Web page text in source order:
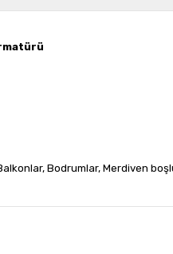
Bodrumlar, Merdiven
ve diğer konularda